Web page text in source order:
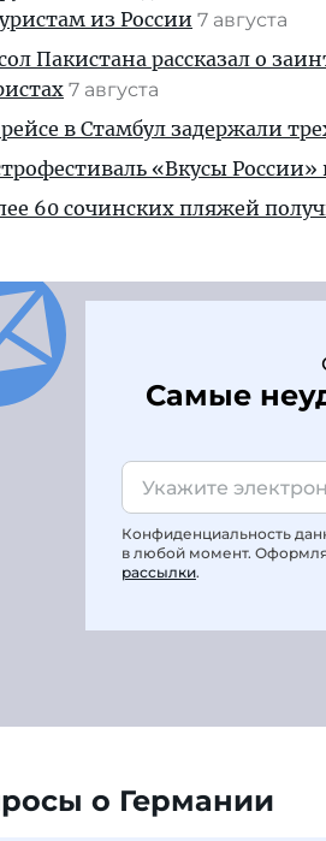
из России 7 августа
Пакистана рассказал о
7 августа
в Стамбул задержали
«Вкусы России»
60 сочинских пляжей
Самые
Конфиденциальность
в любой момент.
рассылки.
о Германии